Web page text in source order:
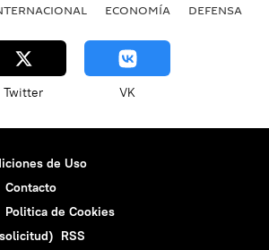
ECONOMÍA DEFENSA
Twitter VK
de Uso
Contacto
Politica de Cookies
RSS